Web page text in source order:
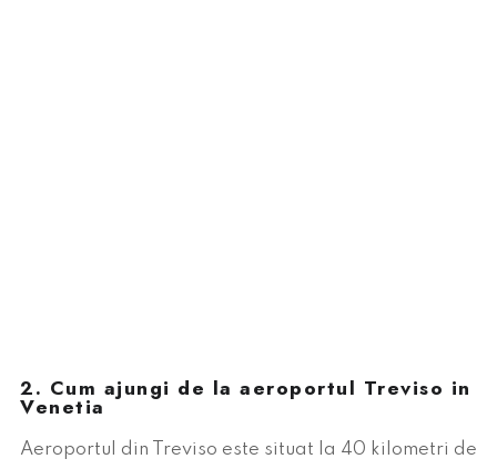
2. Cum ajungi de la aeroportul Treviso in
Venetia
Aeroportul din Treviso este situat la 40 kilometri de